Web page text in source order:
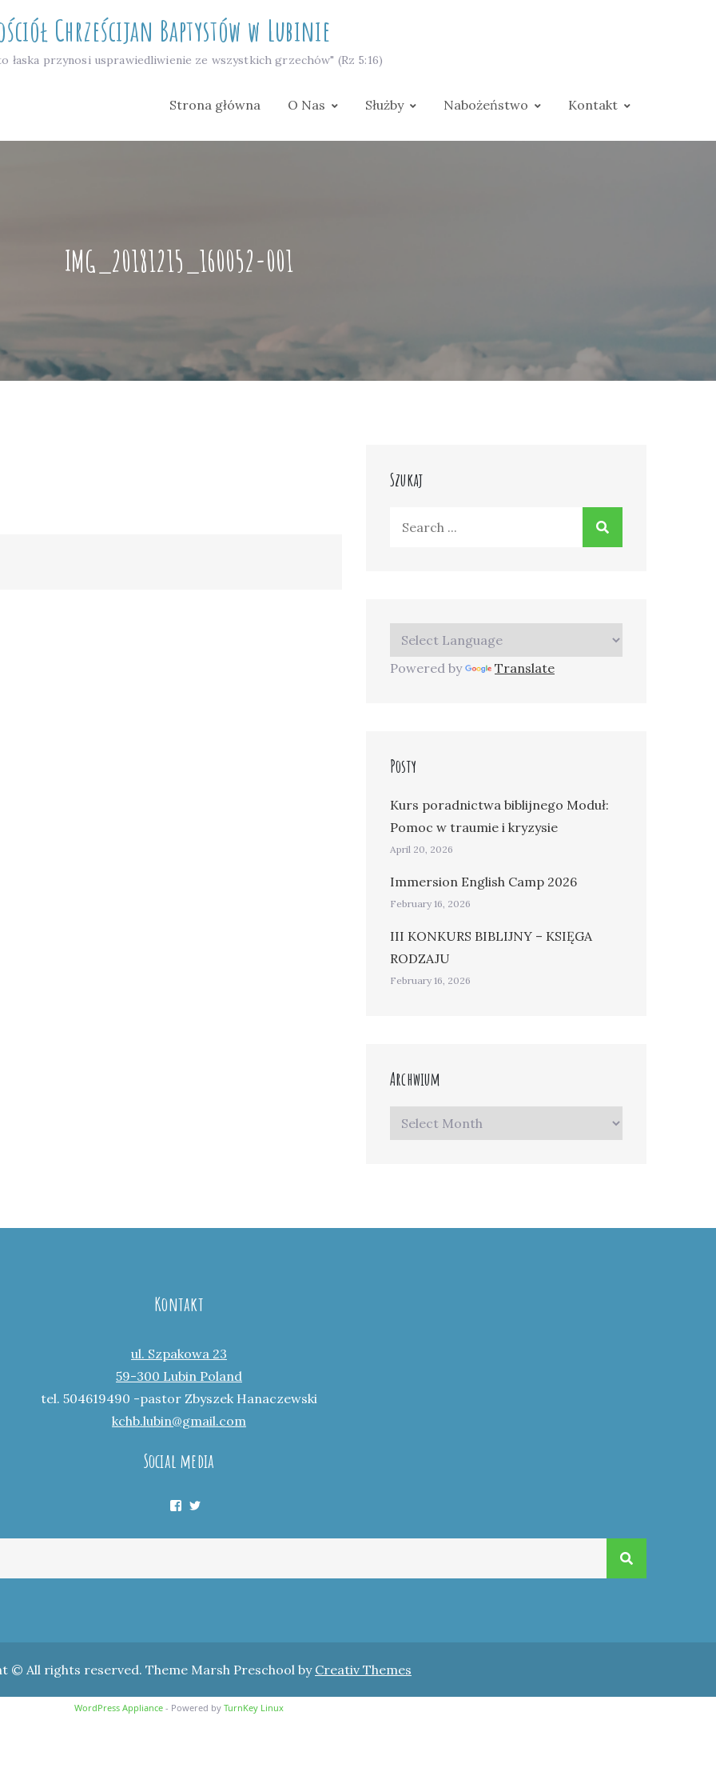
Chrześcijan Baptystów w Lubinie
łaska przynosi usprawiedliwienie ze wszystkich grzechów" (Rz 5:16)
Strona główna O Nas Służby Nabożeństwo Kontakt
IMG_20181215_160052-001
Szukaj
Powered by Translate
Posty
Kurs poradnictwa biblijnego Moduł:
Pomoc w traumie i kryzysie
April 20, 2026
Immersion English Camp 2026
February 16, 2026
III KONKURS BIBLIJNY – KSIĘGA
RODZAJU
February 16, 2026
Archwium
Archwium
Kontakt
ul. Szpakowa 23
59-300 Lubin Poland
tel. 504619490 -pastor Zbyszek Hanaczewski
kchb.lubin@gmail.com
Social media
Facebook
© All rights reserved. Theme Marsh Preschool by Creativ Themes
WordPress Appliance - Powered by TurnKey Linux